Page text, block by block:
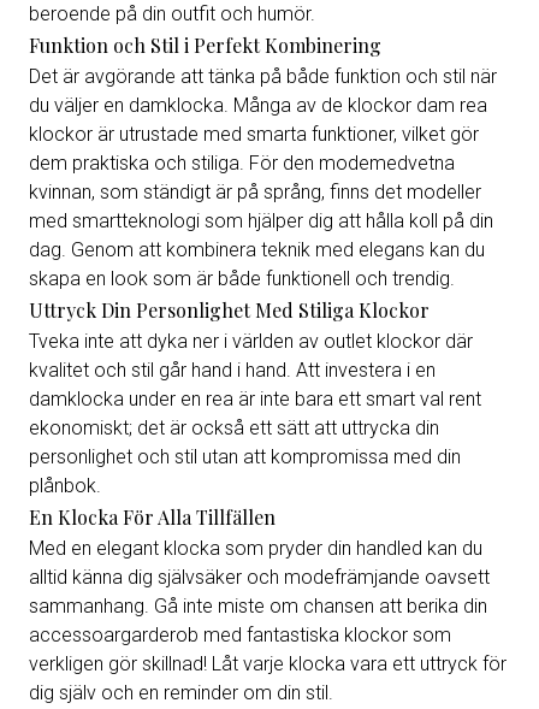
beroende på din outfit och humör.
Funktion och Stil i Perfekt Kombinering
Det är avgörande att tänka på både funktion och stil när
du väljer en damklocka. Många av de klockor dam rea
klockor är utrustade med smarta funktioner, vilket gör
dem praktiska och stiliga. För den modemedvetna
kvinnan, som ständigt är på språng, finns det modeller
med smartteknologi som hjälper dig att hålla koll på din
dag. Genom att kombinera teknik med elegans kan du
skapa en look som är både funktionell och trendig.
Uttryck Din Personlighet Med Stiliga Klockor
Tveka inte att dyka ner i världen av outlet klockor där
kvalitet och stil går hand i hand. Att investera i en
damklocka under en rea är inte bara ett smart val rent
ekonomiskt; det är också ett sätt att uttrycka din
personlighet och stil utan att kompromissa med din
plånbok.
En Klocka För Alla Tillfällen
Med en elegant klocka som pryder din handled kan du
alltid känna dig självsäker och modefrämjande oavsett
sammanhang. Gå inte miste om chansen att berika din
accessoargarderob med fantastiska klockor som
verkligen gör skillnad! Låt varje klocka vara ett uttryck för
dig själv och en reminder om din stil.